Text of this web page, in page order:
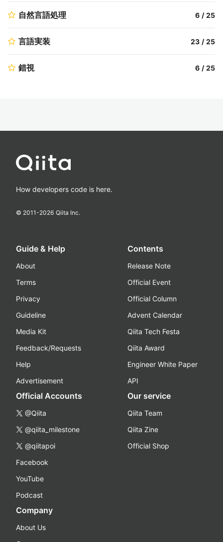
自然言語処理 6 / 25
言語実装 23 / 25
錯視 6 / 25
How developers code is here.
© 2011-2026 Qiita Inc.
Guide & Help
About
Terms
Privacy
Guideline
Media Kit
Feedback/Requests
Help
Advertisement
Contents
Release Note
Official Event
Official Column
Advent Calendar
Qiita Tech Festa
Qiita Award
Engineer White Paper
API
Official Accounts
@Qiita
@qiita_milestone
@qiitapoi
Facebook
YouTube
Podcast
Our service
Qiita Team
Qiita Zine
Official Shop
Company
About Us